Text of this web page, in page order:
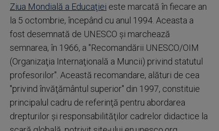
Ziua Mondială a Educaţiei este marcată în fiecare an
la 5 octombrie, începând cu anul 1994. Aceasta a
fost desemnată de UNESCO şi marchează
semnarea, în 1966, a ''Recomandării UNESCO/OIM
(Organizaţia Internaţională a Muncii) privind statutul
profesorilor". Această recomandare, alături de cea
"privind învăţământul superior" din 1997, constituie
principalul cadru de referinţă pentru abordarea
drepturilor şi responsabilităţilor cadrelor didactice la